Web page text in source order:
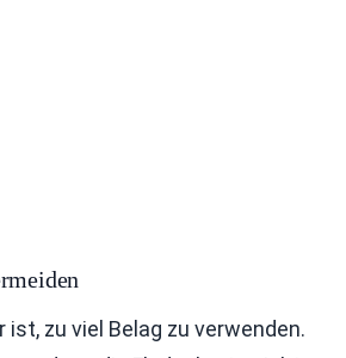
ist, zu viel Belag zu verwenden.